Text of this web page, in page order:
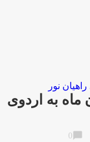
ماه به اردوی
chat_bubble